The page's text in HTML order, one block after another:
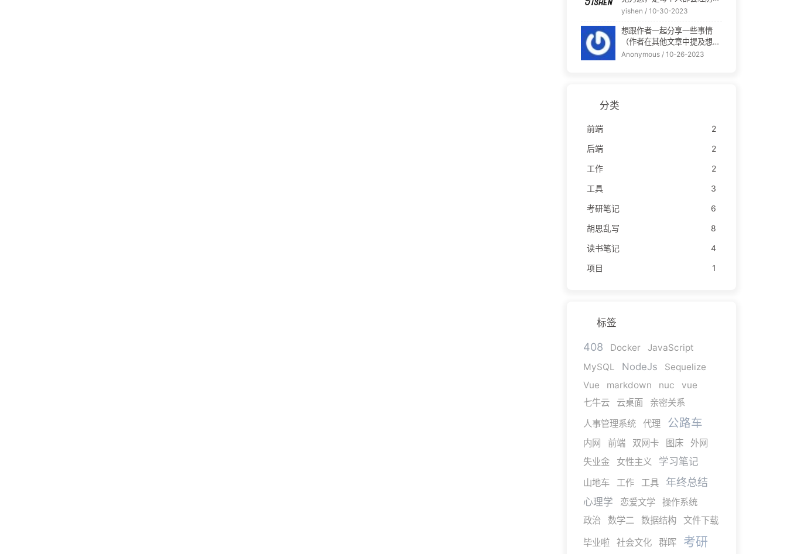
话说出来，自己就会有答案
学读本你可以翻翻看：《蛤蟆
先生去看心理医生》、《也许
你该找个人聊聊》、《假性亲
事情。仅仅只是因为我们没有
想法，但感觉自己的行动力很
差，有很多想法，想了很久都
不敢去实施。 你也很棒啊！
yishen / 10-30-2023
想跟作者一起分享一些事情
（作者在其他文章中提及想得
到别人关心也想关心别人，我
情商高待人处事都很好，后面
Anonymous / 10-26-2023
分类
前端
2
后端
2
工作
2
工具
3
考研笔记
6
胡思乱写
8
读书笔记
4
项目
1
标签
408 Docker
JavaScript
MySQL
NodeJs
Sequelize
Vue
markdown nuc
vue
七牛云
云桌面
亲密关系
人事管理系统
代理 公路车
内网 前端 双网卡 图床
外网
失业金
女性主义 学习笔记
山地车 工作 工具 年终总结
心理学 恋爱文学
操作系统
政治
数学二 数据结构
文件下载
毕业啦
社会文化 群晖 考研